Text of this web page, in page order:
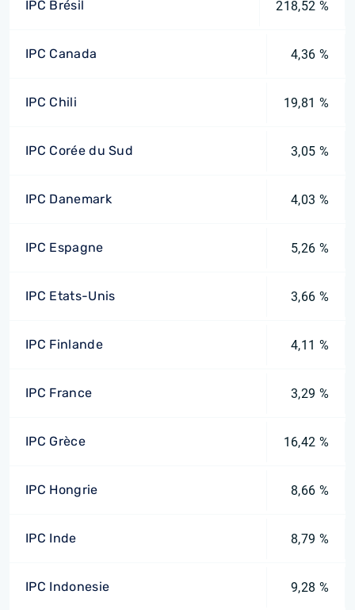
IPC Brésil 218,52 %
IPC Canada 4,36 %
IPC Chili 19,81 %
IPC Corée du Sud 3,05 %
IPC Danemark 4,03 %
IPC Espagne 5,26 %
IPC Etats-Unis 3,66 %
IPC Finlande 4,11 %
IPC France 3,29 %
IPC Grèce 16,42 %
IPC Hongrie 8,66 %
IPC Inde 8,79 %
IPC Indonesie 9,28 %